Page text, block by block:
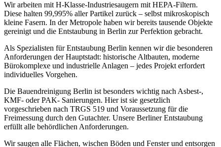
Wir arbeiten mit H-Klasse-Industriesaugern mit HEPA-Filtern.
Diese halten 99,995% aller Partikel zurück – selbst mikroskopisch
kleine Fasern. In der Metropole haben wir bereits tausende Objekte
gereinigt und die Entstaubung in Berlin zur Perfektion gebracht.
Als Spezialisten für Entstaubung Berlin kennen wir die besonderen
Anforderungen der Hauptstadt: historische Altbauten, moderne
Bürokomplexe und industrielle Anlagen – jedes Projekt erfordert
individuelles Vorgehen.
Die Bauendreinigung Berlin ist besonders wichtig nach Asbest-,
KMF- oder PAK- Sanierungen. Hier ist sie gesetzlich
vorgeschrieben nach TRGS 519 und Voraussetzung für die
Freimessung durch den Gutachter. Unsere Berliner Entstaubung
erfüllt alle behördlichen Anforderungen.
Wir saugen alle Flächen, wischen Böden und Fenster und entsorgen